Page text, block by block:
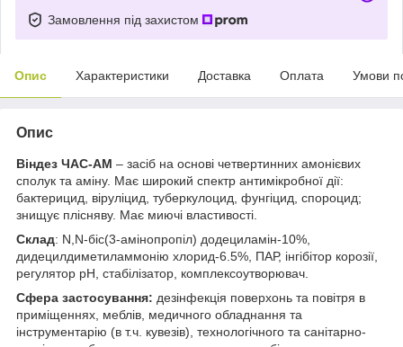
Замовлення під захистом
Опис Характеристики Доставка Оплата Умови
Опис
Віндез ЧАС-АМ – засіб на основі четвертинних амонієвих
сполук та аміну. Має широкий спектр антимікробної дії:
бактерицид, віруліцид, туберкулоцид, фунгіцид, спороцид;
знищує плісняву. Має миючі властивості.
Склад: N,N-біс(3-амінопропіл) додециламін-10%,
дидецилдиметиламмонію хлорид-6.5%, ПАР, інгібітор корозії,
регулятор рН, стабілізатор, комплексоутворювач.
Сфера застосування: дезінфекція поверхонь та повітря в
приміщеннях, меблів, медичного обладнання та
інструментарію (в т.ч. кувезів), технологічного та санітарно-